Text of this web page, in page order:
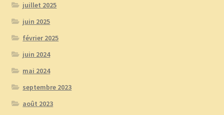
juillet 2025
juin 2025
février 2025
juin 2024
mai 2024
septembre 2023
août 2023